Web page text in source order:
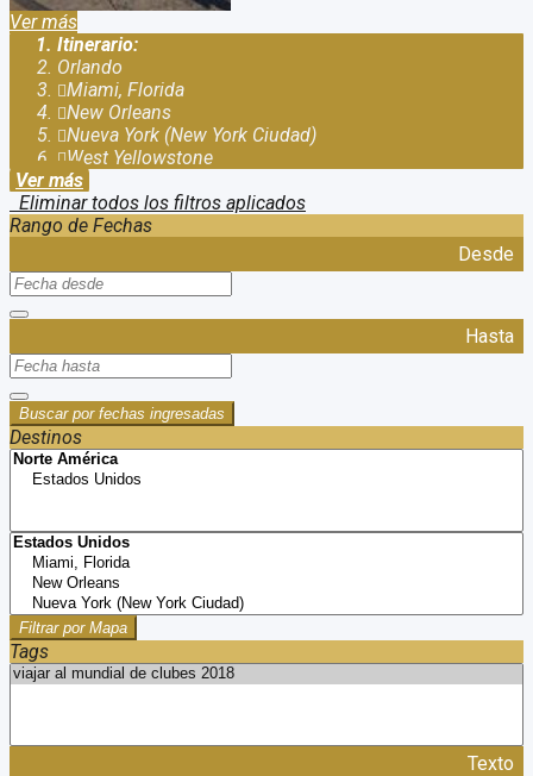
Ver más
Itinerario:
Orlando
Miami, Florida
New Orleans
Nueva York (New York Ciudad)
West Yellowstone
Ver más
Eliminar todos los filtros aplicados
Rango de Fechas
Desde
Hasta
Buscar por fechas ingresadas
Destinos
Filtrar por Mapa
Tags
Texto